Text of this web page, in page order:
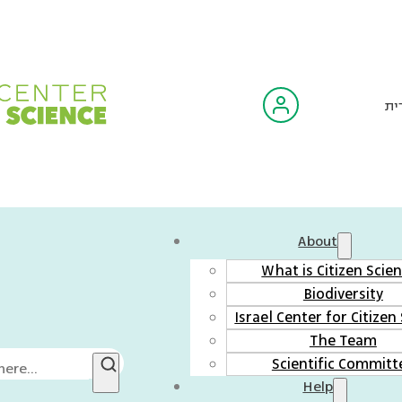
About
What is Citizen
Biodiversity
Israel Center for Citizen
The Team
Scientific
Help